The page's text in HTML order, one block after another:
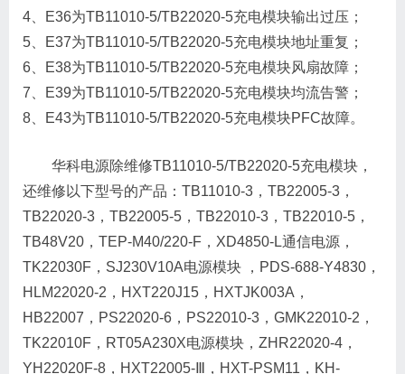
4、E36为TB11010-5/TB22020-5充电模块输出过压；
5、E37为TB11010-5/TB22020-5充电模块地址重复；
6、E38为TB11010-5/TB22020-5充电模块风扇故障；
7、E39为TB11010-5/TB22020-5充电模块均流告警；
8、E43为TB11010-5/TB22020-5充电模块PFC故障。
华科电源除维修TB11010-5/TB22020-5充电模块，
还维修以下型号的产品：TB11010-3，TB22005-3，
TB22020-3，TB22005-5，TB22010-3，TB22010-5，
TB48V20，TEP-M40/220-F，XD4850-L通信电源，
TK22030F，SJ230V10A电源模块 ，PDS-688-Y4830，
HLM22020-2，HXT220J15，HXTJK003A，
HB22007，PS22020-6，PS22010-3，GMK22010-2，
TK22010F，RT05A230X电源模块，ZHR22020-4，
YH22020F-8，HXT22005-Ⅲ，HXT-PSM11，KH-